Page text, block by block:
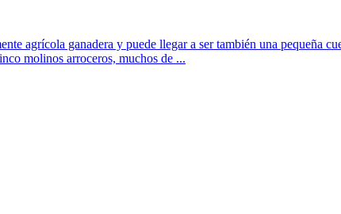
agrícola ganadera y puede llegar a ser también una pequeña
molinos arroceros, muchos de ...